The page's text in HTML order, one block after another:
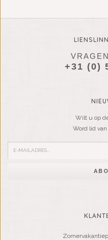
+31 (0)
Wilt u op
Word lid